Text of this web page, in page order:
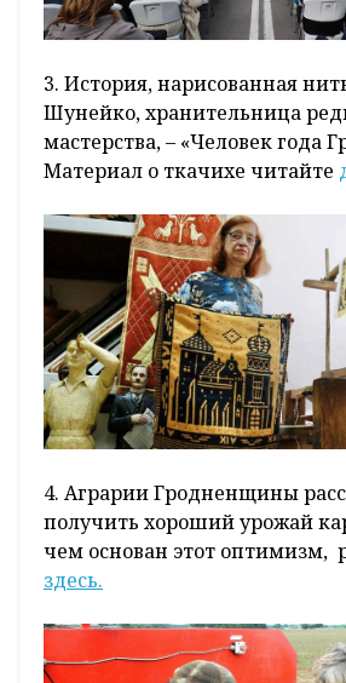
3. История, нарисованная
Шунейко, хранительница
мастерства, – «Человек года
Материал о ткачихе читайте
4. Аграрии Гродненщины
получить хороший урожай
чем основан этот оптимизм,
здесь.